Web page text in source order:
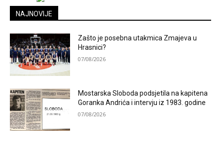
NAJNOVIJE
Zašto je posebna utakmica Zmajeva u
Hrasnici?
07/08/2026
Mostarska Sloboda podsjetila na kapitena
Goranka Andrića i intervju iz 1983. godine
07/08/2026